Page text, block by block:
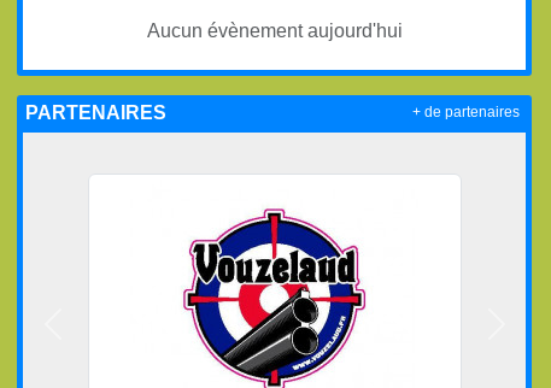
Aucun évènement aujourd'hui
PARTENAIRES + de partenaires